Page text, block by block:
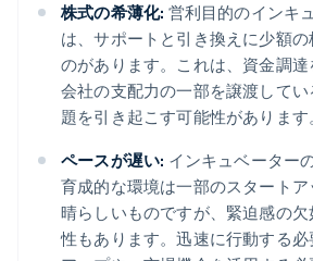
株式の希薄化: 営利目的のインキ
は、サポートと引き換えに少額
のがあります。これは、資金調
会社の支配力の一部を譲渡して
題を引き起こす可能性があります
ペースが遅い: インキュベーター
育成的な環境は一部のスタート
晴らしいものですが、緊迫感の
性もあります。迅速に行動する必